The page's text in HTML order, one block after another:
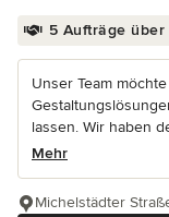
5 Aufträge über
Unser Team
lassen. Wir haben
Mehr
Michelstädter